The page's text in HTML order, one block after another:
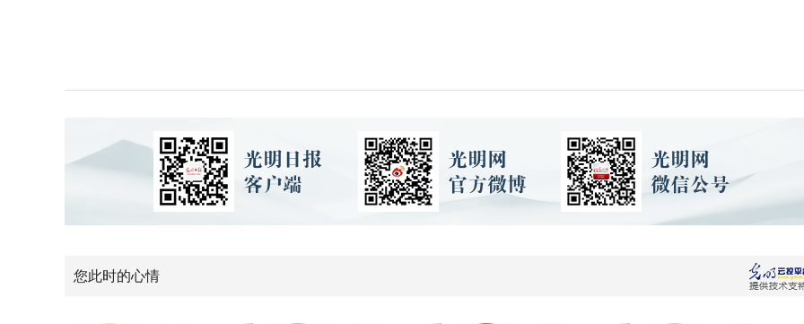
您此时的心情